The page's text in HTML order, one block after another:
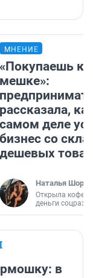
МНЕНИЕ
«Покупаешь
мешке»:
рассказала,
самом деле
бизнес со
дешевых
Наталья
Открыла
деньги
в